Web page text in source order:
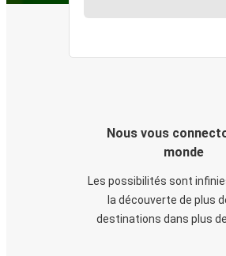
Nous vous
monde
Les possibilités sont
la découverte de plus
destinations dans plus de